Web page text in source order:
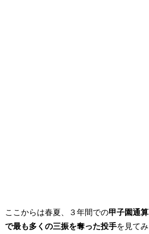
ここからは春夏、３年間での甲子園通算
で最も多くの三振を奪った投手を見てみ